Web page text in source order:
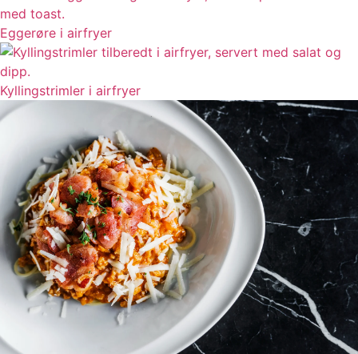
Eggerøre i airfryer
Kyllingstrimler i airfryer